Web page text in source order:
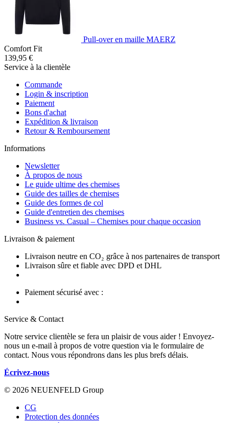
Pull-over en maille MAERZ
Comfort Fit
139,95 €
Service à la clientèle
Commande
Login & inscription
Paiement
Bons d'achat
Expédition & livraison
Retour & Remboursement
Informations
Newsletter
À propos de nous
Le guide ultime des chemises
Guide des tailles de chemises
Guide des formes de col
Guide d'entretien des chemises
Business vs. Casual – Chemises pour chaque occasion
Livraison & paiement
Livraison neutre en CO₂ grâce à nos partenaires de transport
Livraison sûre et fiable avec DPD et DHL
Paiement sécurisé avec :
Service & Contact
Notre service clientèle se fera un plaisir de vous aider ! Envoyez-
nous un e-mail à propos de votre question via le formulaire de
contact. Nous vous répondrons dans les plus brefs délais.
Écrivez-nous
© 2026 NEUENFELD Group
CG
Protection des données